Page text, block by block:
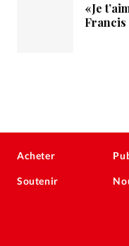
«Je
Francis
Acheter
Soutenir